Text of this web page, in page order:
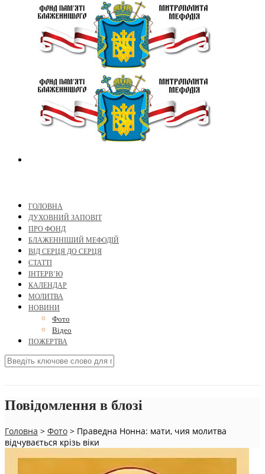
ГОЛОВНА
ДУХОВНИЙ ЗАПОВІТ
ПРО ФОНД
БЛАЖЕННІШИЙ МЕФОДІЙ
ВІД СЕРЦЯ ДО СЕРЦЯ
СТАТТІ
ІНТЕРВ’Ю
КАЛЕНДАР
МОЛИТВА
НОВИНИ
Фото
Відео
ПОЖЕРТВА
Повідомлення в блозі
Головна > Фото > Праведна Нонна: мати, чия молитва
відчувається крізь віки